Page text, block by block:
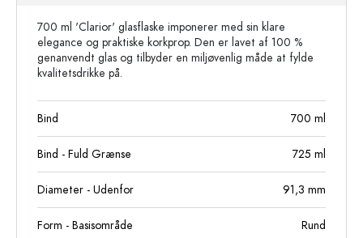
700 ml 'Clarior' glasflaske imponerer med sin klare
elegance og praktiske korkprop. Den er lavet af 100 %
genanvendt glas og tilbyder en miljøvenlig måde at fylde
kvalitetsdrikke på.
Bind 700 ml
Bind - Fuld Grænse 725 ml
Diameter - Udenfor 91,3 mm
Form - Basisområde Rund